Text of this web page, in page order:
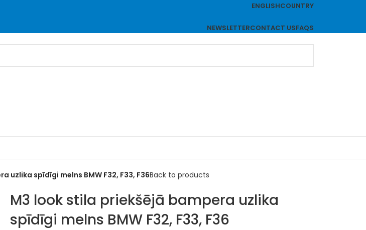
ENGLISHCOUNTRY
NEWSLETTERCONTACT USFAQS
uzlika spīdīgi melns BMW F32, F33, F36Back to products
M3 look stila priekšējā bampera uzlika
spīdīgi melns BMW F32, F33, F36